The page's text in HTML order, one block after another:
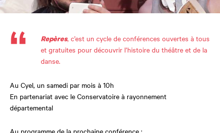
Repères, c’est un cycle de conférences ouvertes à tous
et gratuites pour découvrir l’histoire du théâtre et de la
danse.
Au Cyel, un samedi par mois à 10h
En partenariat avec le Conservatoire à rayonnement
départemental